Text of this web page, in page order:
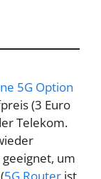
5G Option
(3 Euro
Telekom.
um
5G Router ist